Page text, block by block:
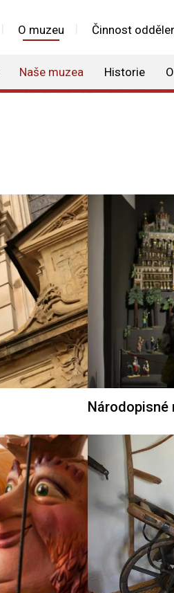
O muzeu Činnost
Naše muzea Historie
Národopisné